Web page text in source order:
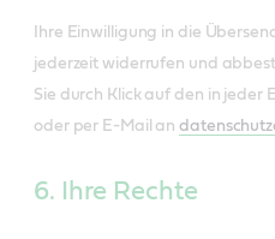
Ihre Einwilligung in die
jederzeit widerrufen und
Sie durch Klick auf den in jeder
oder per E-Mail an
6. Ihre Rechte